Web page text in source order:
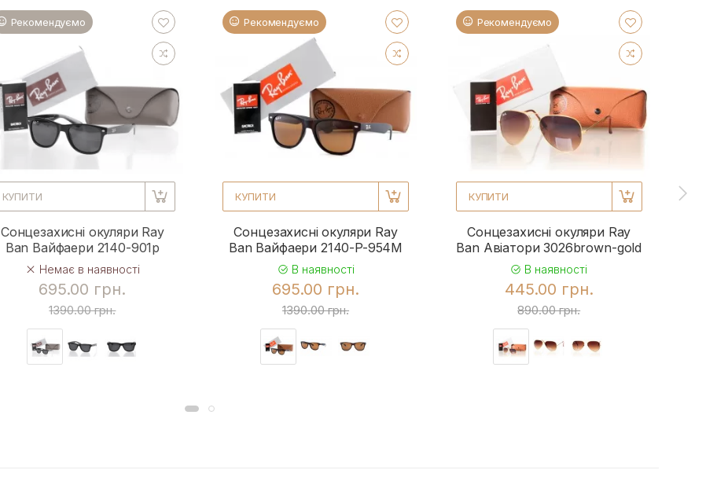
Рекомендуємо
КУПИТИ
Сонцезахисні окуляри Ray
Ban Вайфаери 2140-901p
Немає в наявності
695.00 грн.
1390.00 грн.
Рекомендуємо
КУПИТИ
Сонцезахисні окуляри Ray
Ban Вайфаери 2140-P-954M
В наявності
695.00 грн.
1390.00 грн.
Рекомендуємо
КУПИТИ
Сонцезахисні окуляри Ray
Ban Авіатори 3026brown-gold
В наявності
445.00 грн.
890.00 грн.